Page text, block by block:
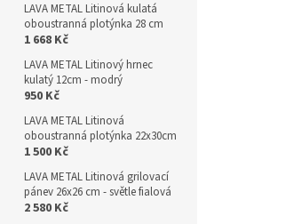
LAVA METAL Litinová kulatá
oboustranná plotýnka 28 cm
1 668 Kč
LAVA METAL Litinový hrnec
kulatý 12cm - modrý
950 Kč
LAVA METAL Litinová
oboustranná plotýnka 22x30cm
1 500 Kč
LAVA METAL Litinová grilovací
pánev 26x26 cm - světle fialová
2 580 Kč